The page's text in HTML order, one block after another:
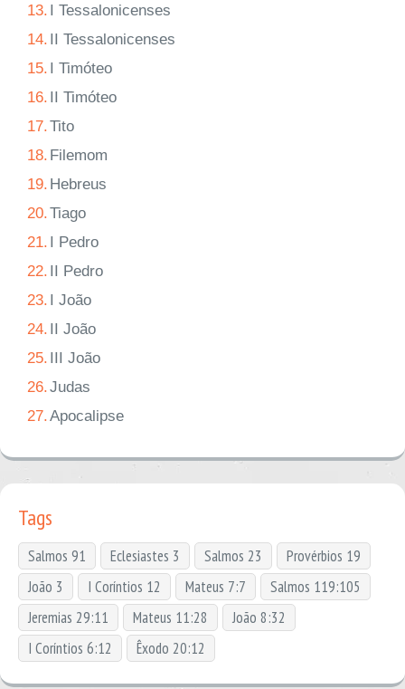
13. I Tessalonicenses
14. II Tessalonicenses
15. I Timóteo
16. II Timóteo
17.Tito
18. Filemom
19. Hebreus
20.Tiago
21. I Pedro
22. II Pedro
23. I João
24. II João
25. III João
26.Judas
27.Apocalipse
Tags
Salmos 91 Eclesiastes 3 Salmos 23
Provérbios 19
João 3
I Coríntios 12 Mateus 7:7
Salmos 119:105
Jeremias 29:11
Mateus 11:28
João 8:32
I Coríntios 6:12
Êxodo 20:12